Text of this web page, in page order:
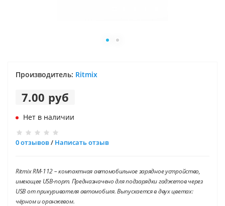
Производитель: Ritmix
7.00 руб
Нет в наличии
0 отзывов/ Написать отзыв
Ritmix RM-112 – компактная автомобильное зарядное устройство,
имеющее USB-порт. Предназначено для подзарядки гаджетов через
USB от прикуривателя автомобиля. Выпускается в двух цветах:
чёрном и оранжевом.